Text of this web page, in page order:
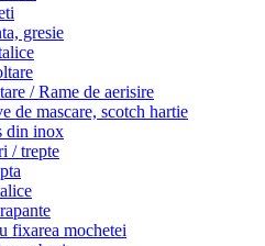
gresie
/ Rame de aerisire
de mascare, scotch hartie
din inox
/ trepte
fixarea mochetei